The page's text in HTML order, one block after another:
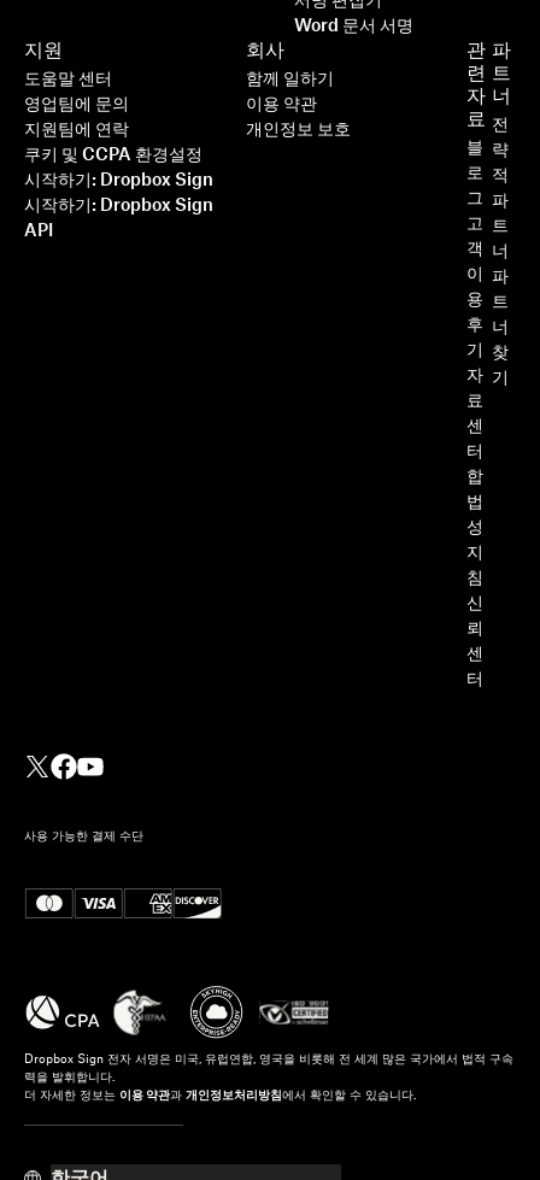
Word 문서 서명
지원
도움말 센터
영업팀에 문의
지원팀에 연락
쿠키 및 CCPA 환경설정
시작하기: Dropbox Sign
시작하기: Dropbox Sign
API
관
련
자
료
블
로
그
고
객
이
용
후
기
자
료
센
터
합
법
성
지
침
신
뢰
센
터
파
트
너
전
략
적
파
트
너
파
트
너
찾
기
회사
함께 일하기
이용 약관
개인정보 보호
사용 가능한 결제 수단
Dropbox Sign 전자 서명은 미국, 유럽연합, 영국을 비롯해 전 세계 많은 국가에서 법적 구속
력을 발휘합니다.
더 자세한 정보는 이용 약관과 개인정보처리방침 에서 확인할 수 있습니다.